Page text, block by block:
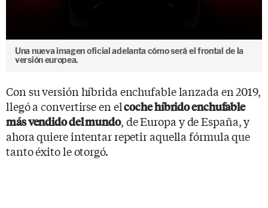
Una nueva imagen oficial adelanta cómo será el frontal de la
versión europea.
Con su versión híbrida enchufable lanzada en 2019,
llegó a convertirse en elcoche híbrido enchufable
más vendido del mundo, de Europa y de España, y
ahora quiere intentar repetir aquella fórmula que
tanto éxito le otorgó.